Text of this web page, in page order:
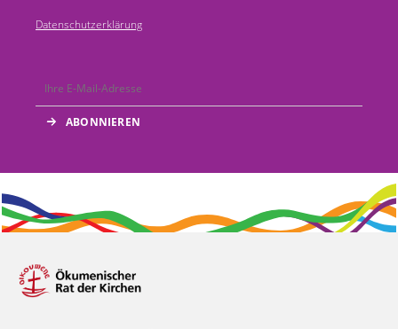
Datenschutzerklärung